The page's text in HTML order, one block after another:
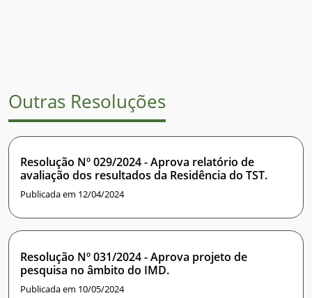
Outras Resoluções
Resolução Nº 029/2024 - Aprova relatório de
avaliação dos resultados da Residência do TST.
Publicada em 12/04/2024
Resolução Nº 031/2024 - Aprova projeto de
pesquisa no âmbito do IMD.
Publicada em 10/05/2024